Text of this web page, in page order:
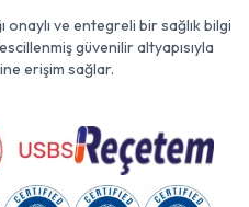
onaylı ve entegreli bir sağlık bilgi
güvenilir altyapısıyla
erişim sağlar.